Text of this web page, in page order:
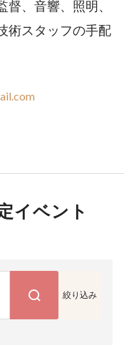
、音響、照明、
術スタッフの手配
イベント
絞り込み